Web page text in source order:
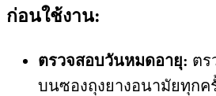
ก่อนใช้งาน:
ตรวจสอบวันหมดอายุ: ตร
บนซองถุงยางอนามัยทุกค